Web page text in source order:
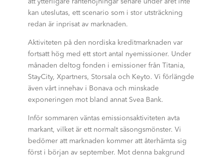
att ytterligare räntehöjningar senare under året inte
kan uteslutas, ett scenario som i stor utsträckning
redan är inprisat av marknaden.
Aktiviteten på den nordiska kreditmarknaden var
fortsatt hög med ett stort antal nyemissioner. Under
månaden deltog fonden i emissioner från Titania,
StayCity, Xpartners, Storsala och Keyto. Vi förlängde
även vårt innehav i Bonava och minskade
exponeringen mot bland annat Svea Bank.
Inför sommaren väntas emissionsaktiviteten avta
markant, vilket är ett normalt säsongsmönster. Vi
bedömer att marknaden kommer att återhämta sig
först i början av september. Mot denna bakgrund